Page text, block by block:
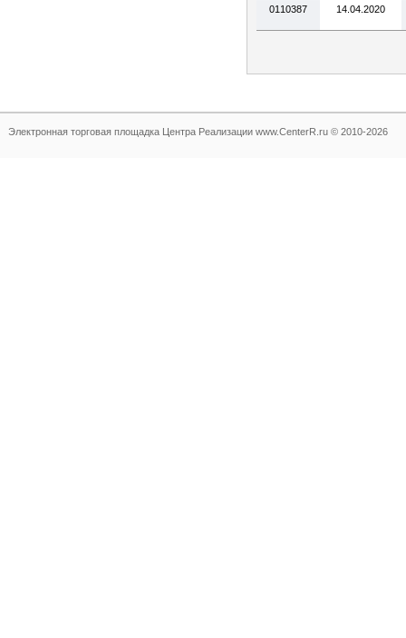
0110387 14.04.2020
Электронная торговая площадка Центра Реализации www.CenterR.ru © 2010-2026